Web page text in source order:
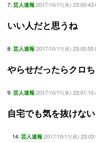
7: 芸人速報 2017/10/11(水)
いい人だと思うね
8: 芸人速報 2017/10/11(水)
やらせだったらクロ
9: 芸人速報 2017/10/11(水)
自宅でも気を抜けな
14: 芸人速報 2017/10/11(水)